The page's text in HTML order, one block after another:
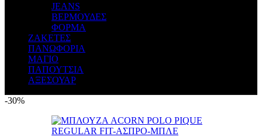
JEANS
ΒΕΡΜΟΥΔΕΣ
ΦΟΡΜΑ
ΖΑΚΕΤΕΣ
ΠΑΝΩΦΟΡΙΑ
ΜΑΓΙΟ
ΠΑΠΟΥΤΣΙΑ
ΑΞΕΣΟΥΑΡ
-30%